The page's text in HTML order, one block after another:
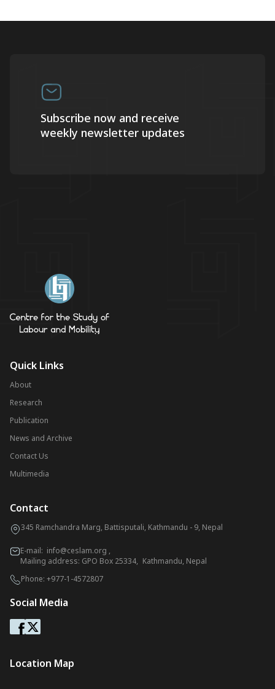
Subscribe now and receive
weekly newsletter updates
Quick Links
About
Research
Publication
News and Archive
Contact Us
Multimedia
Contact
345 Ramchandra Marg, Battisputali, Kathmandu - 9, Nepal
E-mail: info@ceslam.org ,
Mailing address: GPO Box 25334, Kathmandu, Nepal
Phone: +977-1-4572807
Social Media
Location Map